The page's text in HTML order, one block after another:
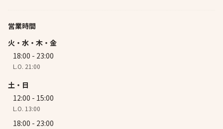
営業時間
火・水・木・金
18:00 - 23:00
L.O. 21:00
土・日
12:00 - 15:00
L.O. 13:00
18:00 - 23:00